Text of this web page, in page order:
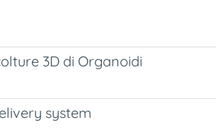
3D di Organoidi
system